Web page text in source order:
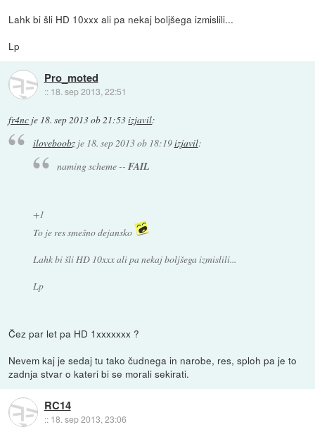
Lahk bi šli HD 10xxx ali pa nekaj boljšega izmislili...
Lp
Pro_moted
:: 18. sep 2013, 22:51
fr4nc je 18. sep 2013 ob 21:53izjavil:
iloveboobzje 18. sep 2013 ob 18:19izjavil:
naming scheme --FAIL
+1
To je res smešno dejansko
Lahk bi šli HD 10xxx ali pa nekaj boljšega izmislili...
Lp
Čez par let pa HD 1xxxxxxx ?
Nevem kaj je sedaj tu tako čudnega in narobe, res, sploh pa je to
zadnja stvar o kateri bi se morali sekirati.
RC14
:: 18. sep 2013, 23:06